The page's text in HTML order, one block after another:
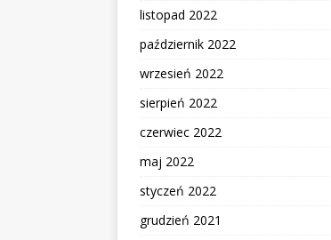
listopad 2022
październik 2022
wrzesień 2022
sierpień 2022
czerwiec 2022
maj 2022
styczeń 2022
grudzień 2021